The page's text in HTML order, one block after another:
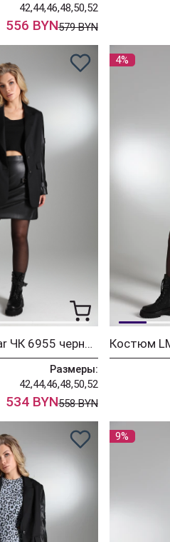
42,44,46,48,50,52
556 BYN579 BYN
Костюм LM.Wear ЧК 6955 черный
Размеры:
42,44,46,48,50,52
534 BYN558 BYN
4%
9%